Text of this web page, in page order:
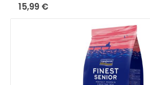
15,99 €